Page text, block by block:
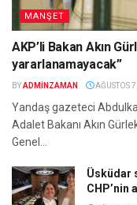
MANŞET
AKP’li Bakan Akın
yararlanamayacak”
BYADMINZAMAN AĞUSTOS
Yandaş gazeteci
Adalet Bakanı Akın
Genel...
Üsküdar
CHP’nin